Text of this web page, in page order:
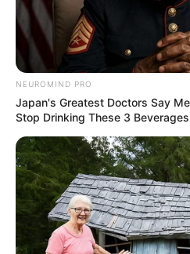
NEUROMIND PRO
Japan's Greatest Doctors Say
Stop Drinking These 3 Beverages